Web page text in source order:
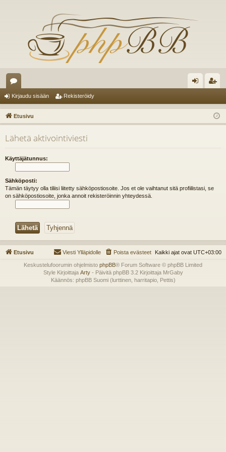
es
ku
st
el
ua
ee
au
du
ist
er
Kirjaudu sisään Rekisteröidy
Etusivu
Lähetä aktivointiviesti
Käyttäjätunnus:
Sähköposti:
Tämän täytyy olla tiliisi liitetty sähköpostiosoite. Jos et ole vaihtanut sitä profiilistasi, se
on sähköpostiosoite, jonka annoit rekisteröinnin yhteydessä.
Etusivu Kaikki ajat ovat UTC+03:00
Poista evästeet
Viesti Ylläpidolle
Keskustelufoorumin ohjelmisto phpBB® Forum Software © phpBB Limited
Style Kirjoittaja Arty- Päivitä phpBB 3.2 Kirjoittaja MrGaby
Käännös: phpBB Suomi (lurttinen, harritapio, Pettis)